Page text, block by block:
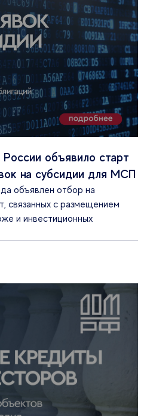
объявило старт
на субсидии для МСП
объявлен отбор на
связанных с размещением
и инвестиционных